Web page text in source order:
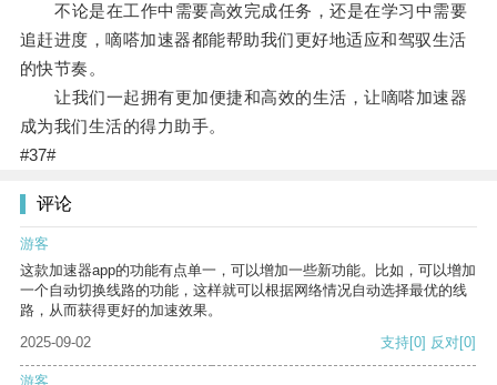
不论是在工作中需要高效完成任务，还是在学习中需要
追赶进度，嘀嗒加速器都能帮助我们更好地适应和驾驭生活
的快节奏。
让我们一起拥有更加便捷和高效的生活，让嘀嗒加速器
成为我们生活的得力助手。
#37#
评论
游客
这款加速器app的功能有点单一，可以增加一些新功能。比如，可以增加
一个自动切换线路的功能，这样就可以根据网络情况自动选择最优的线
路，从而获得更好的加速效果。
2025-09-02
支持[0] 反对[0]
游客